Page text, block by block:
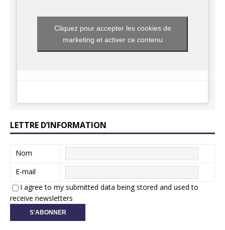
Cliquez pour accepter les cookies de
marketing et activer ce contenu
LETTRE D’INFORMATION
Nom
E-mail
I agree to my submitted data being stored and used to
receive newsletters